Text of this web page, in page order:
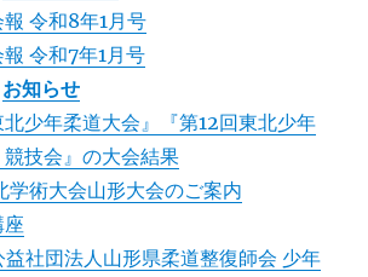
令和8年1月号
令和7年1月号
お知らせ
北少年柔道大会』『第12回東北少年
技会』の大会結果
学術大会山形大会のご案内
社団法人山形県柔道整復師会 少年